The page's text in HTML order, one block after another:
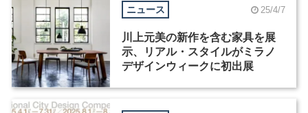
ニュース 25/4/7
川上元美の新作を含む家具を展
示、リアル・スタイルがミラノ
デザインウィークに初出展